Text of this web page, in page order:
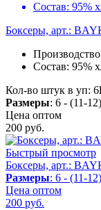
Состав: 95%
Боксеры, арт.:
Состав: 95%
Кол-во штук в уп: 6
Размеры: 6 - (11-
Цена оптом
200 руб.
Быстрый просмотр
Боксеры, арт.:
Размеры: 6 - (11-
Цена оптом
200 руб.